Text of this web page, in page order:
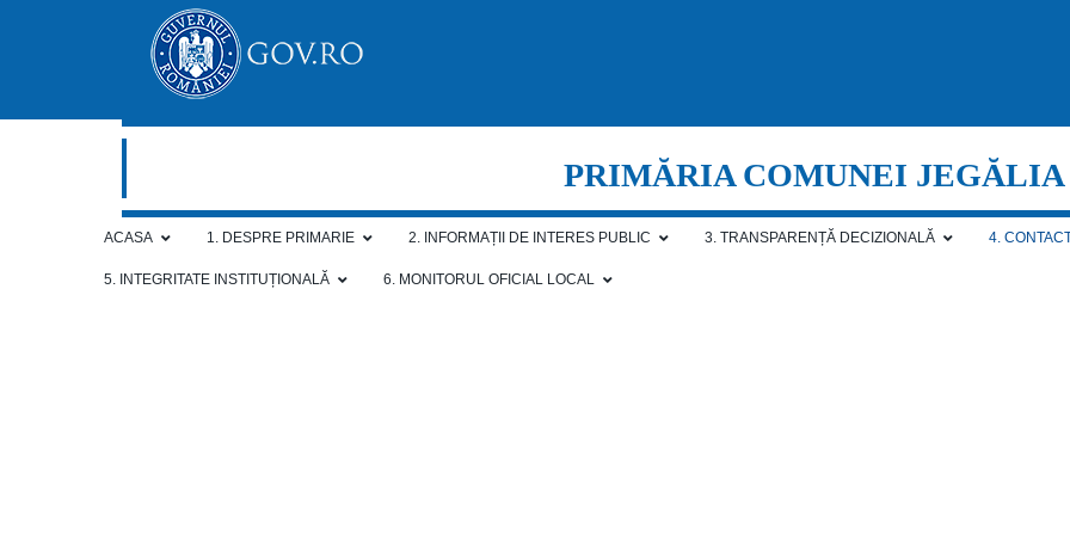
PRIMĂRIA COMUNEI JEGĂLIA
ACASA 1. DESPRE PRIMARIE 2. INFORMAȚII DE INTERES PUBLIC 3. TRANSPARENȚĂ DECIZIONALĂ 4.
5. INTEGRITATE INSTITUȚIONALĂ 6. MONITORUL OFICIAL LOCAL